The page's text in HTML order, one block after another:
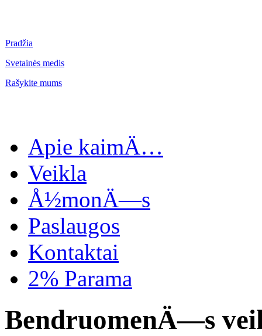
Pradžia
Svetainės medis
Rašykite mums
Apie kaimÄ…
Veikla
Å½monÄ—s
Paslaugos
Kontaktai
2% Parama
BendruomenÄ—s